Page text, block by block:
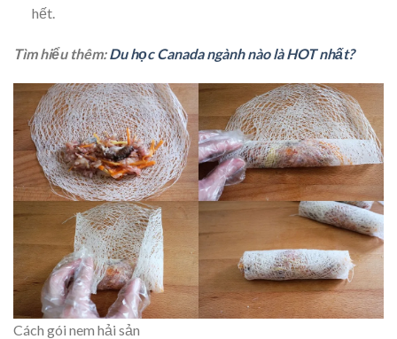
hết.
Tìm hiểu thêm:Du học Canada ngành nào là HOT nhất?
Cách gói nem hải sản